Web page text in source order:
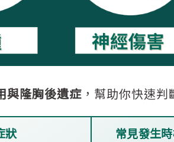
與隆胸後遺症，幫助你快速判
狀 常見發生